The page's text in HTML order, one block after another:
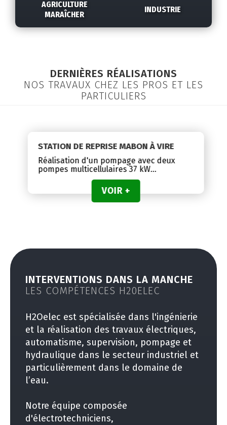
AGRICULTURE
MARAÎCHER
INDUSTRIE
DERNIÈRES RÉALISATIONS
NOS TRAVAUX CHEZ LES PROS ET LES
PARTICULIERS
STATION DE REPRISE MABON À VIRE
Réalisation d'un pompage avec deux
pompes multicellulaires 37 kW...
VOIR +
INTERVENTIONS DANS LA MANCHE
LES COMPÉTENCES H20ELEC
H2Oelec est spécialisée dans l'ingénierie
et la réalisation des travaux électriques,
automatisme, supervision, pompage et
hydraulique dans le secteur industriel et
particulièrement dans le domaine de
l’eau.
Notre équipe composée
d'électrotechniciens,